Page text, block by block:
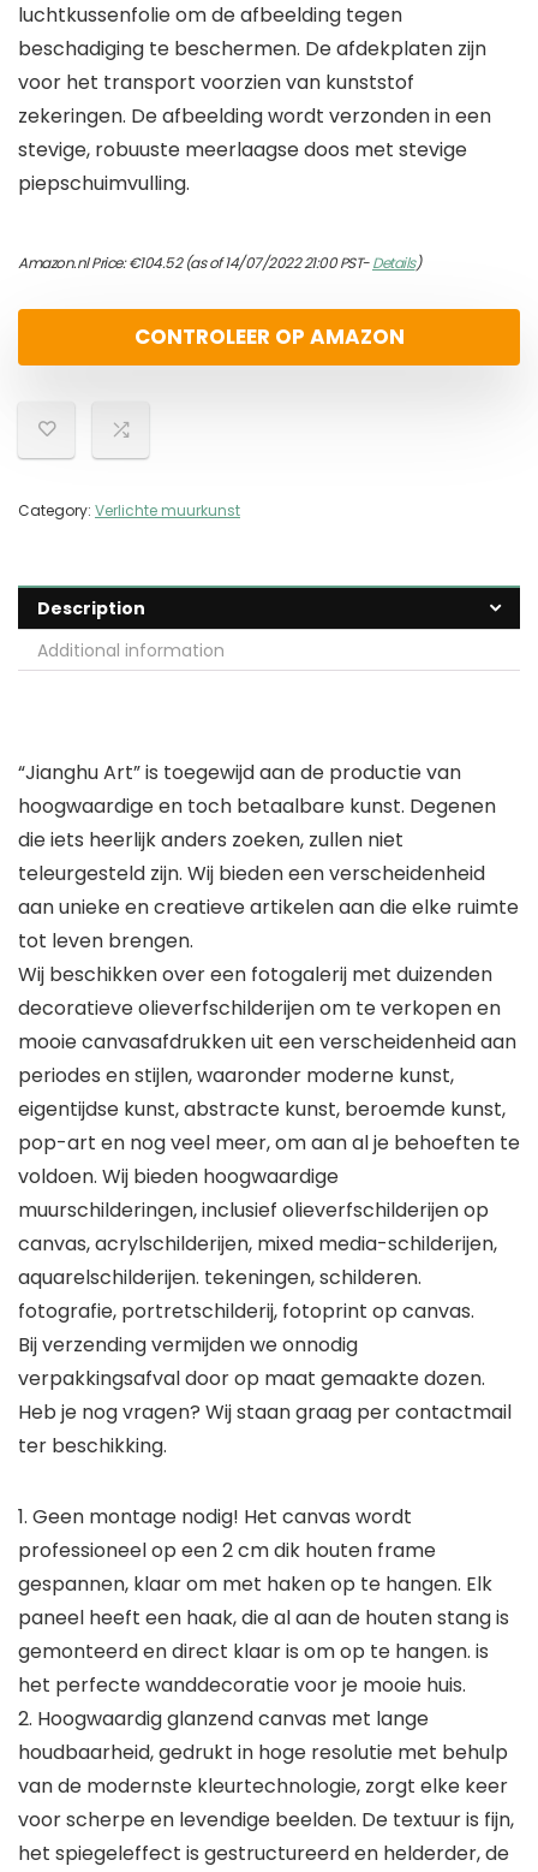
luchtkussenfolie om de afbeelding tegen
beschadiging te beschermen. De afdekplaten zijn
voor het transport voorzien van kunststof
zekeringen. De afbeelding wordt verzonden in een
stevige, robuuste meerlaagse doos met stevige
piepschuimvulling.
Amazon.nl Price:€104.52(as of 14/07/2022 21:00 PST-Details)
CONTROLEER OP AMAZON
Category: Verlichte muurkunst
Description
Additional information
“Jianghu Art” is toegewijd aan de productie van
hoogwaardige en toch betaalbare kunst. Degenen
die iets heerlijk anders zoeken, zullen niet
teleurgesteld zijn. Wij bieden een verscheidenheid
aan unieke en creatieve artikelen aan die elke ruimte
tot leven brengen.
Wij beschikken over een fotogalerij met duizenden
decoratieve olieverfschilderijen om te verkopen en
mooie canvasafdrukken uit een verscheidenheid aan
periodes en stijlen, waaronder moderne kunst,
eigentijdse kunst, abstracte kunst, beroemde kunst,
pop-art en nog veel meer, om aan al je behoeften te
voldoen. Wij bieden hoogwaardige
muurschilderingen, inclusief olieverfschilderijen op
canvas, acrylschilderijen, mixed media-schilderijen,
aquarelschilderijen. tekeningen, schilderen.
fotografie, portretschilderij, fotoprint op canvas.
Bij verzending vermijden we onnodig
verpakkingsafval door op maat gemaakte dozen.
Heb je nog vragen? Wij staan graag per contactmail
ter beschikking.
1. Geen montage nodig! Het canvas wordt
professioneel op een 2 cm dik houten frame
gespannen, klaar om met haken op te hangen. Elk
paneel heeft een haak, die al aan de houten stang is
gemonteerd en direct klaar is om op te hangen. is
het perfecte wanddecoratie voor je mooie huis.
2. Hoogwaardig glanzend canvas met lange
houdbaarheid, gedrukt in hoge resolutie met behulp
van de modernste kleurtechnologie, zorgt elke keer
voor scherpe en levendige beelden. De textuur is fijn,
het spiegeleffect is gestructureerd en helderder, de